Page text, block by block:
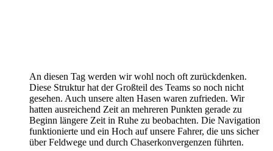
An diesen Tag werden wir wohl noch oft zurückdenken.
Diese Struktur hat der Großteil des Teams so noch nicht
gesehen. Auch unsere alten Hasen waren zufrieden. Wir
hatten ausreichend Zeit an mehreren Punkten gerade zu
Beginn längere Zeit in Ruhe zu beobachten. Die Navigation
funktionierte und ein Hoch auf unsere Fahrer, die uns sicher
über Feldwege und durch Chaserkonvergenzen führten.